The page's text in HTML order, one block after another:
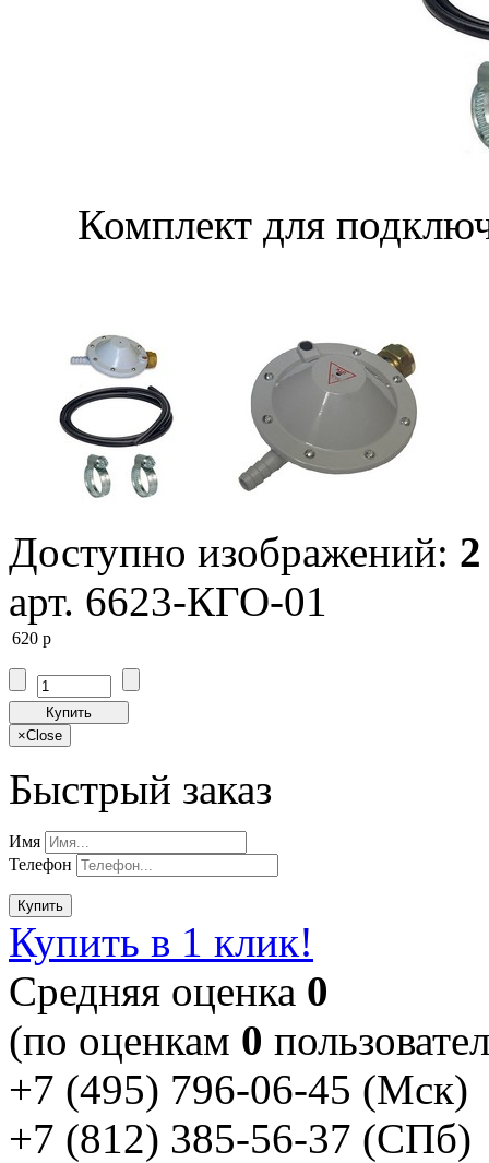
Комплект для
Доступно изображений: 2
арт. 6623-КГО-01
620 p
Купить
×Close
Быстрый заказ
Имя
Телефон
Купить
Купить в 1 клик!
Cредняя оценка 0
(по оценкам 0
+7 (495) 796-06-45 (Мск)
+7 (812) 385-56-37 (СПб)